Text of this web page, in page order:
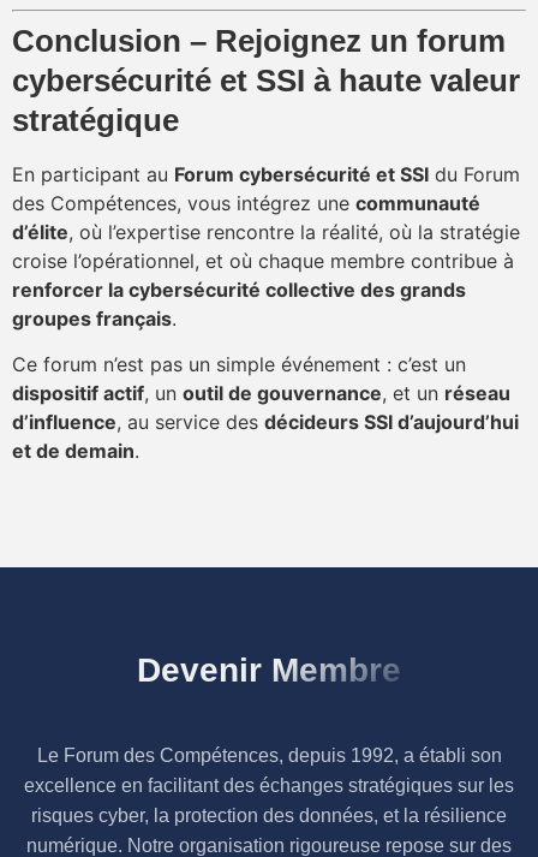
Conclusion – Rejoignez un forum
cybersécurité et SSI à haute valeur
stratégique
En participant au Forum cybersécurité et SSI du Forum
des Compétences, vous intégrez une communauté
d’élite, où l’expertise rencontre la réalité, où la stratégie
croise l’opérationnel, et où chaque membre contribue à
renforcer la cybersécurité collective des grands
groupes français.
Ce forum n’est pas un simple événement : c’est un
dispositif actif, un outil de gouvernance, et un réseau
d’influence, au service des décideurs SSI d’aujourd’hui
et de demain.
Devenir Membre
Le Forum des Compétences, depuis 1992, a établi son
excellence en facilitant des échanges stratégiques sur les
risques cyber, la protection des données, et la résilience
numérique. Notre organisation rigoureuse repose sur des